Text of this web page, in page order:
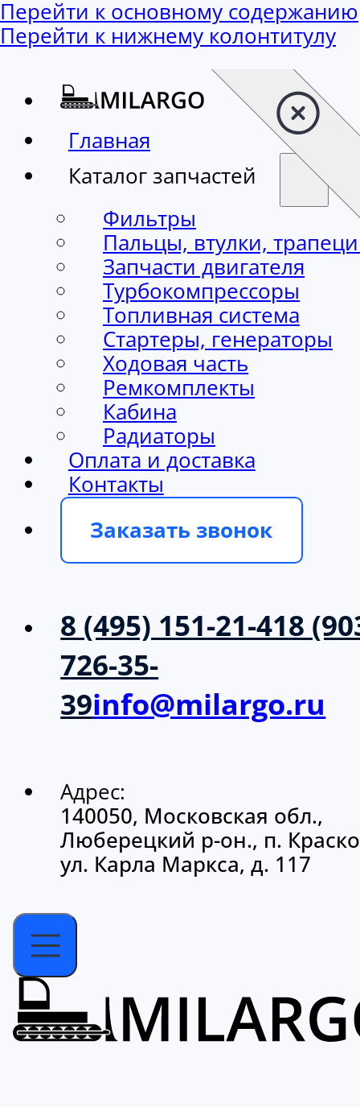
Перейти к основному содержанию
Перейти к нижнему колонтитулу
Главная
Каталог запчастей
Фильтры
Пальцы, втулки,
Запчасти двигателя
Турбокомпрессоры
Топливная система
Стартеры, генераторы
Ходовая часть
Ремкомплекты
Кабина
Радиаторы
Оплата и доставка
Контакты
Заказать звонок
8 (495) 151-21-418
726-35-
39info@milargo.ru
Адрес:
140050, Московская обл.,
Люберецкий р-он., п.
ул. Карла Маркса, д. 117